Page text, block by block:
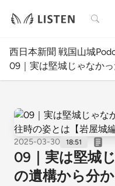
検索
西日本新聞 戦国山城
09｜実は堅城じゃなかっ
2025-03-30 18:51
09｜実は堅城
の遺構から分